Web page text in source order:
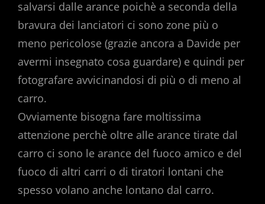
salvarsi dalle arance poichè a seconda della
bravura dei lanciatori ci sono zone più o
meno pericolose (grazie ancora a Davide per
avermi insegnato cosa guardare) e quindi per
fotografare avvicinandosi di più o di meno al
carro.
Ovviamente bisogna fare moltissima
attenzione perchè oltre alle arance tirate dal
carro ci sono le arance del fuoco amico e del
fuoco di altri carri o di tiratori lontani che
spesso volano anche lontano dal carro.